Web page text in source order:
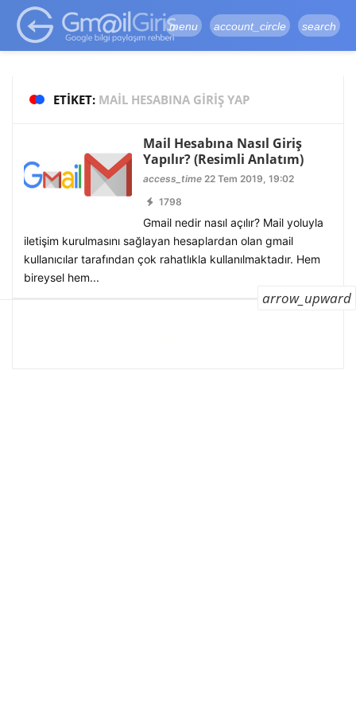
google-site-
verification=vqSI0upH550kabR5X8xpjMYieaXmuBueYgCJBW3uetM
menu account_circle search
ETIKET: MAIL HESABINA GIRIŞ YAP
Mail Hesabına Nasıl Giriş
Yapılır? (Resimli Anlatım)
access_time22 Tem 2019, 19:02
1798
Gmail nedir nasıl açılır? Mail yoluyla
iletişim kurulmasını sağlayan hesaplardan olan gmail
kullanıcılar tarafından çok rahatlıkla kullanılmaktadır. Hem
bireysel hem...
arrow_upward